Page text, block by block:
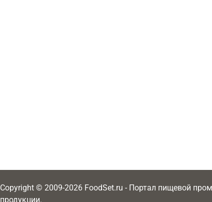
Copyright © 2009-2026 FoodSet.ru - Портал пищевой
продукции.